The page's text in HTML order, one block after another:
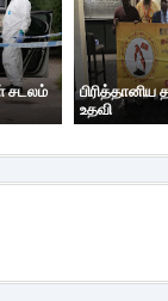
சடலம்
பிரித்தானிய
உதவி